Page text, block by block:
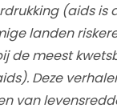
(aids is
landen
de meest
Deze
van